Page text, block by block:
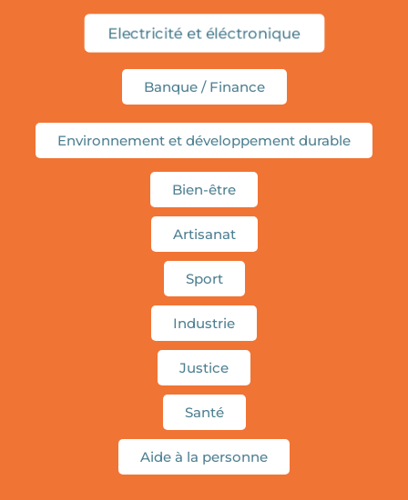
Electricité et éléctronique
Banque / Finance
Environnement et développement durable
Bien-être
Artisanat
Sport
Industrie
Justice
Santé
Aide à la personne